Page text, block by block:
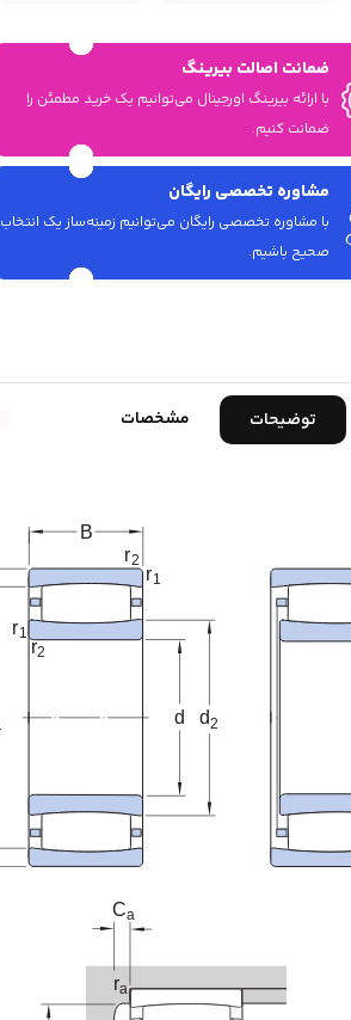
ضمانت اصالت بیرینگ
با ارائه بیرینگ اورجینال می‎‌توانیم یک خرید مطمئن را
ضمانت کنیم.
مشاوره تخصصی رایگان
با مشاوره تخصصی رایگان می‌توانیم زمینه‌ساز یک انتخاب
صحیح باشیم.
توضیحات مشخصات